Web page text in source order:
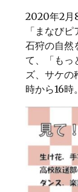
2020年2月
「まなび
石狩の自然
て、「もっ
ズ、サケの
時から16時。